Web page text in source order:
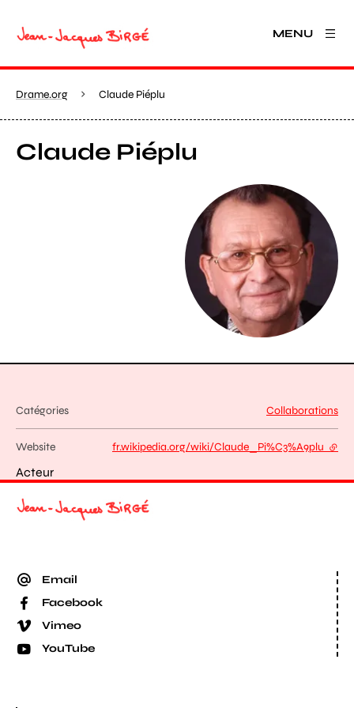
MENU
Drame.org Claude Piéplu
Claude Piéplu
View larger
Catégories Collaborations
Website fr.wikipedia.org/wiki/Claude_Pi%C3%A9plu -
Acteur
Email
Facebook
Vimeo
YouTube